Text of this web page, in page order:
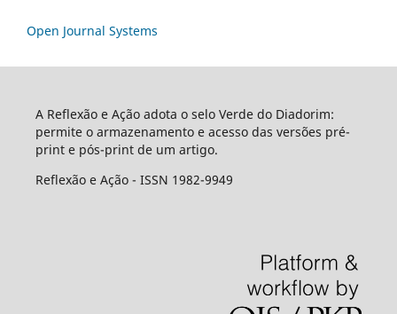
Open Journal Systems
A Reflexão e Ação adota o selo Verde do Diadorim:
permite o armazenamento e acesso das versões pré-
print e pós-print de um artigo.
Reflexão e Ação - ISSN 1982-9949